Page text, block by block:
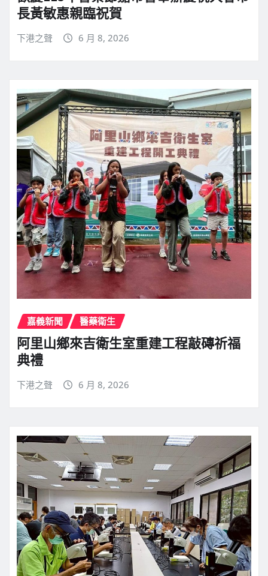
長黃敏惠親臨祝賀
下港之聲 6 月 8, 2026
嘉義新聞 醫藥衛生
阿里山鄉來吉衛生室重建工程敲磚祈福
典禮
下港之聲 6 月 8, 2026